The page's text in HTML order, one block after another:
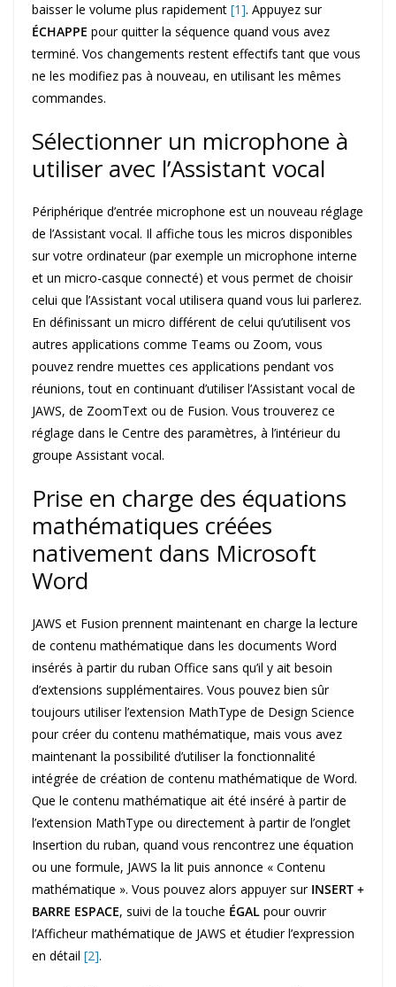
baisser le volume plus rapidement [1]. Appuyez sur
ÉCHAPPE pour quitter la séquence quand vous avez
terminé. Vos changements restent effectifs tant que vous
ne les modifiez pas à nouveau, en utilisant les mêmes
commandes.
Sélectionner un microphone à
utiliser avec l’Assistant vocal
Périphérique d’entrée microphone est un nouveau réglage
de l’Assistant vocal. Il affiche tous les micros disponibles
sur votre ordinateur (par exemple un microphone interne
et un micro-casque connecté) et vous permet de choisir
celui que l’Assistant vocal utilisera quand vous lui parlerez.
En définissant un micro différent de celui qu’utilisent vos
autres applications comme Teams ou Zoom, vous
pouvez rendre muettes ces applications pendant vos
réunions, tout en continuant d’utiliser l’Assistant vocal de
JAWS, de ZoomText ou de Fusion. Vous trouverez ce
réglage dans le Centre des paramètres, à l’intérieur du
groupe Assistant vocal.
Prise en charge des équations
mathématiques créées
nativement dans Microsoft
Word
JAWS et Fusion prennent maintenant en charge la lecture
de contenu mathématique dans les documents Word
insérés à partir du ruban Office sans qu’il y ait besoin
d’extensions supplémentaires. Vous pouvez bien sûr
toujours utiliser l’extension MathType de Design Science
pour créer du contenu mathématique, mais vous avez
maintenant la possibilité d’utiliser la fonctionnalité
intégrée de création de contenu mathématique de Word.
Que le contenu mathématique ait été inséré à partir de
l’extension MathType ou directement à partir de l’onglet
Insertion du ruban, quand vous rencontrez une équation
ou une formule, JAWS la lit puis annonce « Contenu
mathématique ». Vous pouvez alors appuyer sur INSERT +
BARRE ESPACE, suivi de la touche ÉGAL pour ouvrir
l’Afficheur mathématique de JAWS et étudier l’expression
en détail [2].